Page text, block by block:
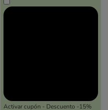
Activar cupón - Descuento -15%